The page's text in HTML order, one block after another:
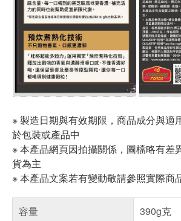
※ 製造日期與有效期限，商品成分與適
於包裝或產品中
※ 本產品網頁因拍攝關係，圖檔略有差
貨為主
※ 本產品文案若有變動敬請參照實際商
容量
390g克